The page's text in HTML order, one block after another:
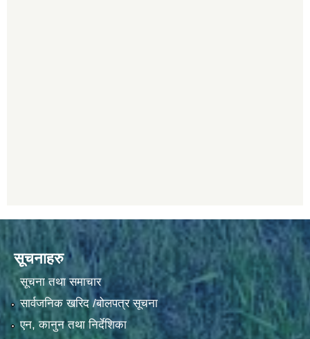
सूचनाहरु
सूचना तथा समाचार
सार्वजनिक खरिद /बोलपत्र सूचना
एन, कानुन तथा निर्देशिका